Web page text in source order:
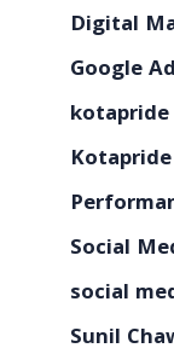
Digital
Google
Social
social
Sunil